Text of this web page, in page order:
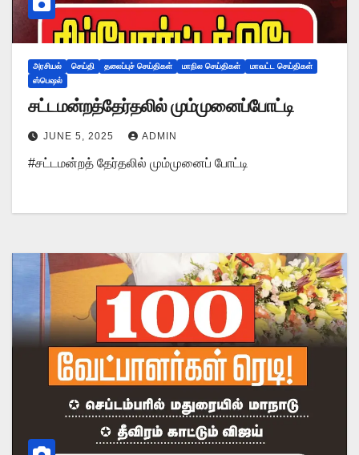
அரசியல் செய்தி தலைப்புச் செய்திகள் மாநில செய்திகள்
மாவட்ட செய்திகள்
ஸ்பெஷல்
சட்டமன்றத்தேர்தலில் மும்முனைப்போட்டி
JUNE 5, 2025 ADMIN
#சட்டமன்றத் தேர்தலில் மும்முனைப் போட்டி